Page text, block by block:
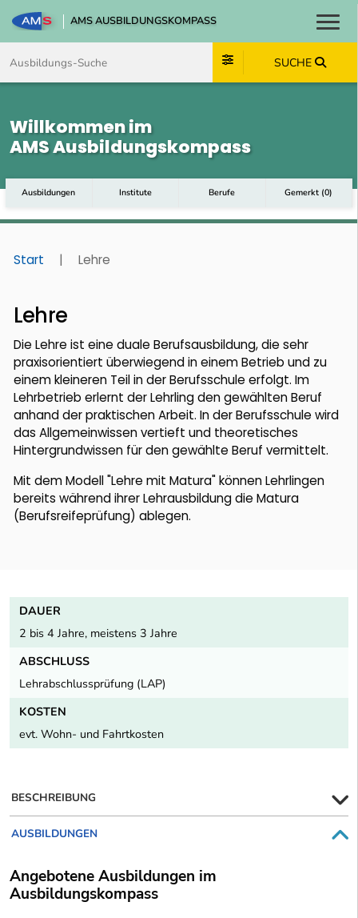
AMS AUSBILDUNGSKOMPASS
SUCHE
Willkommen im
AMS Ausbildungskompass
Ausbildungen Institute Berufe Gemerkt (0)
Start | Lehre
Lehre
Die Lehre ist eine duale Berufsausbildung, die sehr
praxisorientiert überwiegend in einem Betrieb und zu
einem kleineren Teil in der Berufsschule erfolgt. Im
Lehrbetrieb erlernt der Lehrling den gewählten Beruf
anhand der praktischen Arbeit. In der Berufsschule wird
das Allgemeinwissen vertieft und theoretisches
Hintergrundwissen für den gewählte Beruf vermittelt.
Mit dem Modell "Lehre mit Matura" können Lehrlingen
bereits während ihrer Lehrausbildung die Matura
(Berufsreifeprüfung) ablegen.
DAUER
2 bis 4 Jahre, meistens 3 Jahre
ABSCHLUSS
Lehrabschlussprüfung (LAP)
KOSTEN
evt. Wohn- und Fahrtkosten
BESCHREIBUNG
AUSBILDUNGEN
Angebotene Ausbildungen im
Ausbildungskompass